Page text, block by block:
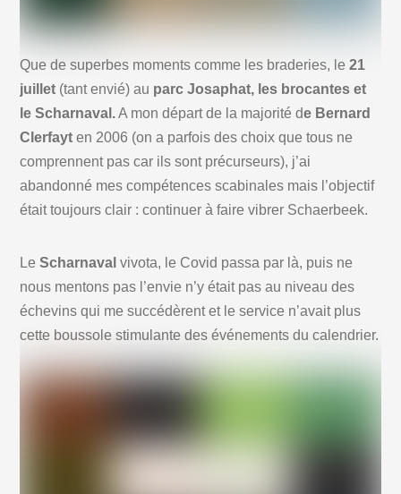
Que de superbes moments comme les braderies, le 21
juillet (tant envié) au parc Josaphat, les brocantes et
le Scharnaval.A mon départ de la majorité de Bernard
Clerfayt en 2006 (on a parfois des choix que tous ne
comprennent pas car ils sont précurseurs), j’ai
abandonné mes compétences scabinales mais l’objectif
était toujours clair : continuer à faire vibrer Schaerbeek.
LeScharnaval vivota, le Covid passa par là, puis ne
nous mentons pas l’envie n’y était pas au niveau des
échevins qui me succédèrent et le service n’avait plus
cette boussole stimulante des événements du calendrier.